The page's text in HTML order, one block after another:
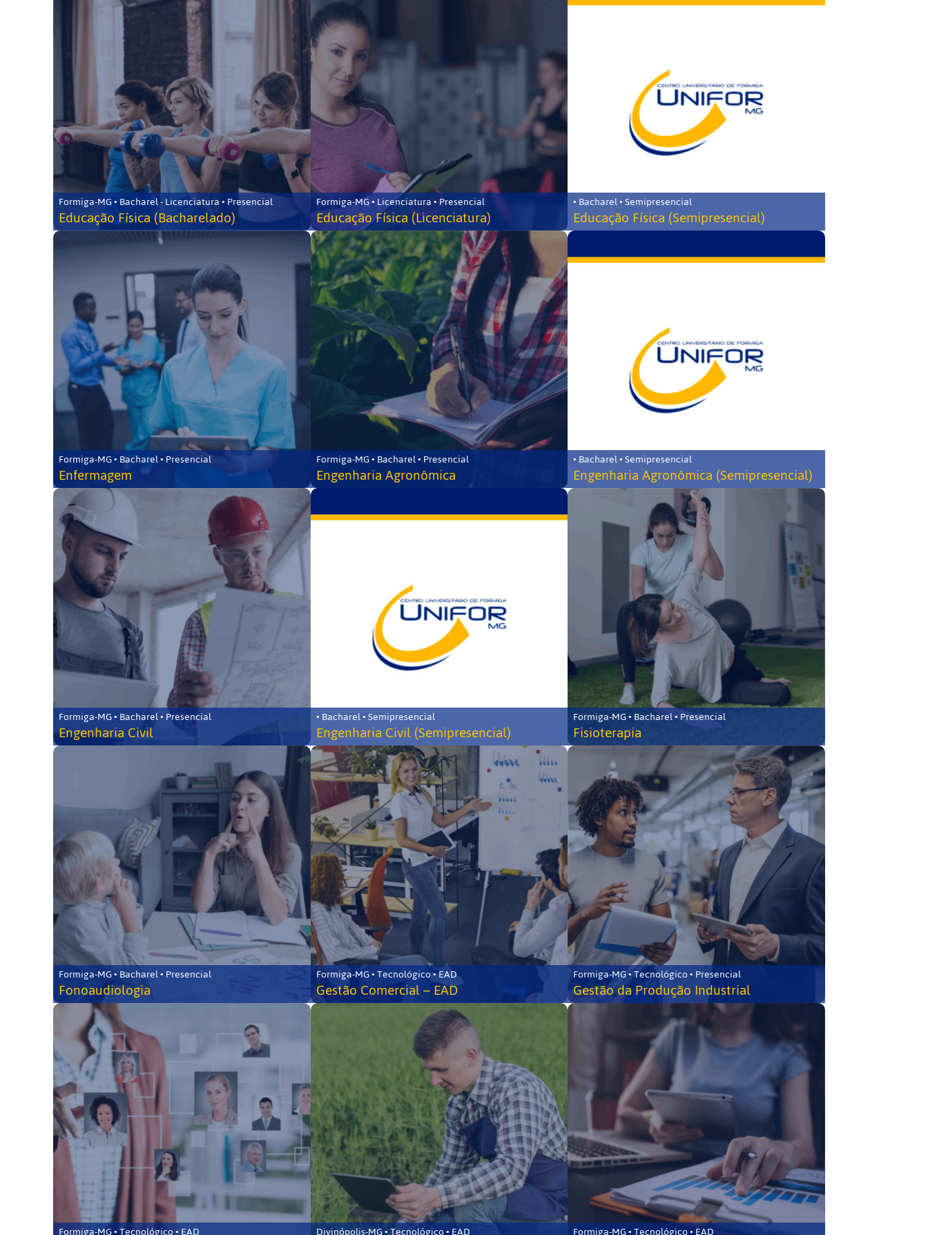
Formiga-MG • Bacharel - Licenciatura • Presencial
Educação Física (Bacharelado)
Formiga-MG • Licenciatura • Presencial
Educação Física (Licenciatura)
• Bacharel • Semipresencial
Educação Física (Semipresencial)
Formiga-MG • Bacharel • Presencial
Enfermagem
Formiga-MG • Bacharel • Presencial
Engenharia Agronômica
• Bacharel • Semipresencial
Engenharia Agronômica (Semipresencial)
Formiga-MG • Bacharel • Presencial
Engenharia Civil
• Bacharel • Semipresencial
Engenharia Civil (Semipresencial)
Formiga-MG • Bacharel • Presencial
Fisioterapia
Formiga-MG • Bacharel • Presencial
Fonoaudiologia
Formiga-MG • Tecnológico • EAD
Gestão Comercial – EAD
Formiga-MG • Tecnológico • Presencial
Gestão da Produção Industrial